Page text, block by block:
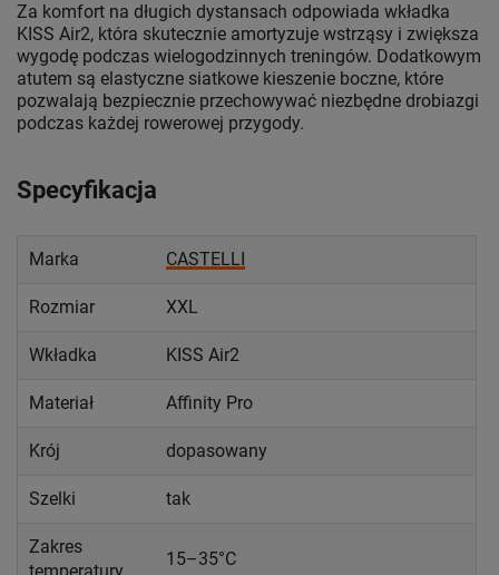
Za komfort na długich dystansach odpowiada wkładka
KISS Air2, która skutecznie amortyzuje wstrząsy i zwiększa
wygodę podczas wielogodzinnych treningów. Dodatkowym
atutem są elastyczne siatkowe kieszenie boczne, które
pozwalają bezpiecznie przechowywać niezbędne drobiazgi
podczas każdej rowerowej przygody.
Specyfikacja
Marka CASTELLI
Rozmiar XXL
Wkładka KISS Air2
Materiał Affinity Pro
Krój dopasowany
Szelki tak
Zakres
15–35°C